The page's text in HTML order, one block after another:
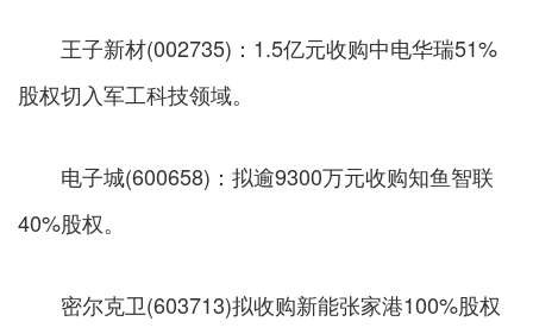
王子新材(002735)：1.5亿元收购中电华瑞51%
股权切入军工科技领域。
电子城(600658)：拟逾9300万元收购知鱼智联
40%股权。
密尔克卫(603713)拟收购新能张家港100%股权